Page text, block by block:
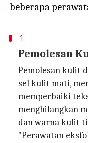
1
Pemolesan
Pemolesan kulit
sel kulit mati,
memperbaiki
menghilangkan
dan warna kulit
"Perawatan